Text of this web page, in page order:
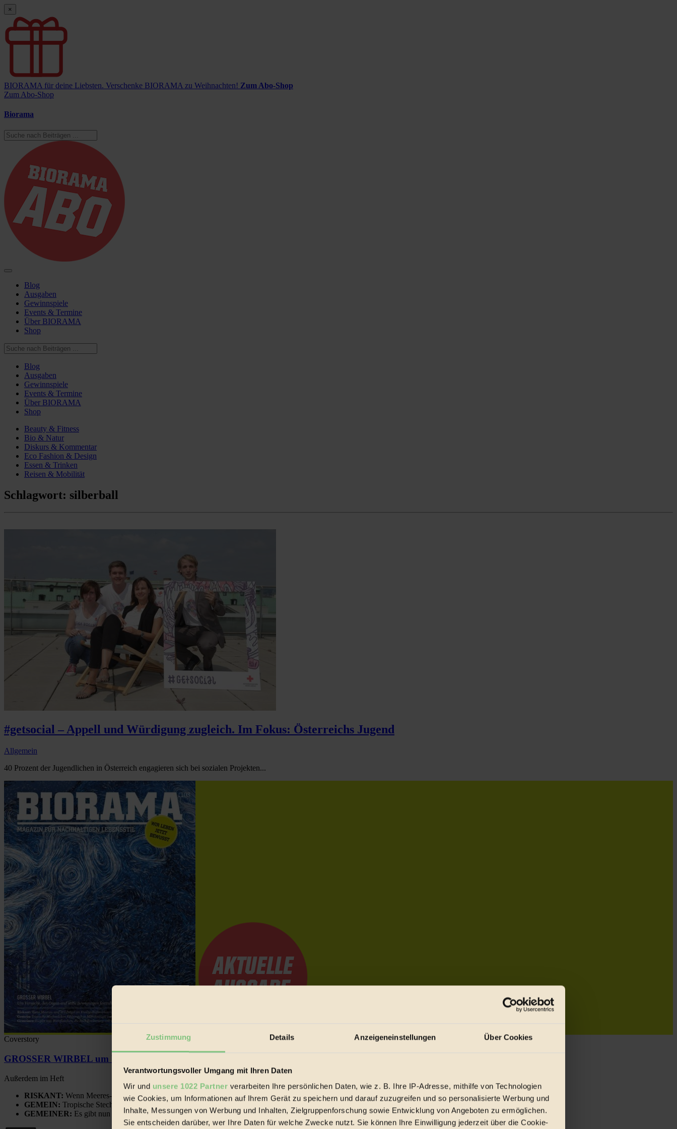
Zustimmung Details Anzeigeneinstellungen Über Cookies
Verantwortungsvoller Umgang mit Ihren Daten
Wir und unsere 1022 Partner verarbeiten Ihre persönlichen Daten, wie z. B. Ihre IP-Adresse, mithilfe von Technologien
wie Cookies, um Informationen auf Ihrem Gerät zu speichern und darauf zuzugreifen und so personalisierte Werbung und
Inhalte, Messungen von Werbung und Inhalten, Zielgruppenforschung sowie Entwicklung von Angeboten zu ermöglichen.
Sie entscheiden darüber, wer Ihre Daten für welche Zwecke nutzt. Sie können Ihre Einwilligung jederzeit über die Cookie-
×
BIORAMA für deine Liebsten. Verschenke BIORAMA zu Weihnachten! Zum Abo-Shop
Zum Abo-Shop
Biorama
Blog
Ausgaben
Gewinnspiele
Events & Termine
Über BIORAMA
Shop
Blog
Ausgaben
Gewinnspiele
Events & Termine
Über BIORAMA
Shop
Beauty & Fitness
Bio & Natur
Diskurs & Kommentar
Eco Fashion & Design
Essen & Trinken
Reisen & Mobilität
Schlagwort: silberball
#getsocial – Appell und Würdigung zugleich. Im Fokus: Österreichs Jugend
Allgemein
40 Prozent der Jugendlichen in Österreich engagieren sich bei sozialen Projekten...
Coverstory
GROSSER WIRBEL um Versuche, den Ozean und seine Bewegungen festzuhalten.
Außerdem im Heft
RISKANT: Wenn Meeres- und Wildvögel im Freilandhühnerbetrieb vorbeischauen.
GEMEIN: Tropische Stechmücken fühlen sich in Mitteleuropa inziwschen oft zu Hause.
GEMEINER: Es gibt nun Weinflaschen, die nach Entleerung voll wieder zu dir zurückkommen.